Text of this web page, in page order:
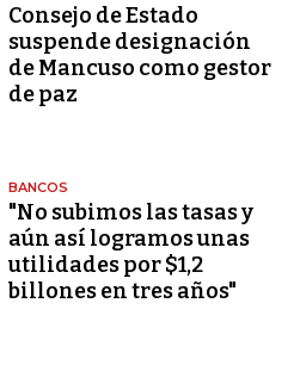
Consejo de Estado
suspende designación
de Mancuso como gestor
de paz
BANCOS
"No subimos las tasas y
aún así logramos unas
utilidades por $1,2
billones en tres años"